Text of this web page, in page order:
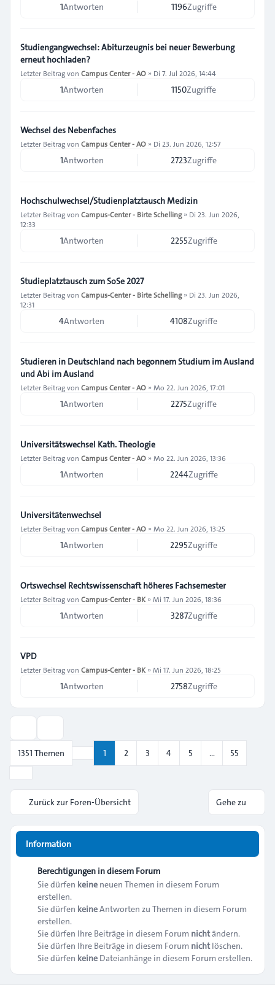
1Antworten 1196Zugriffe
Studiengangwechsel: Abiturzeugnis bei neuer Bewerbung
erneut hochladen?
Letzter Beitrag von Campus Center - AO » Di 7. Jul 2026, 14:44
1Antworten 1150Zugriffe
Wechsel des Nebenfaches
Letzter Beitrag von Campus Center - AO » Di 23. Jun 2026, 12:57
1Antworten 2723Zugriffe
Hochschulwechsel/Studienplatztausch Medizin
Letzter Beitrag von Campus-Center - Birte Schelling» Di 23. Jun 2026,
12:33
1Antworten 2255Zugriffe
Studieplatztausch zum SoSe 2027
Letzter Beitrag von Campus-Center - Birte Schelling» Di 23. Jun 2026,
12:31
4Antworten 4108Zugriffe
Studieren in Deutschland nach begonnem Studium im Ausland
und Abi im Ausland
Letzter Beitrag von Campus Center - AO » Mo 22. Jun 2026, 17:01
1Antworten 2275Zugriffe
Universitätswechsel Kath. Theologie
Letzter Beitrag von Campus Center - AO » Mo 22. Jun 2026, 13:36
1Antworten 2244Zugriffe
Universitätenwechsel
Letzter Beitrag von Campus Center - AO » Mo 22. Jun 2026, 13:25
1Antworten 2295Zugriffe
Ortswechsel Rechtswissenschaft höheres Fachsemester
Letzter Beitrag von Campus-Center - BK» Mi 17. Jun 2026, 18:36
1Antworten 3287Zugriffe
VPD
Letzter Beitrag von Campus-Center - BK» Mi 17. Jun 2026, 18:25
1Antworten 2758Zugriffe
1351 Themen
Seite von 55
1 2 3 4 5 …
55
Zurück zur Foren-Übersicht Gehe zu
Information
Berechtigungen in diesem Forum
Sie dürfen keine neuen Themen in diesem Forum
erstellen.
Sie dürfen keineAntworten zu Themen in diesem Forum
erstellen.
Sie dürfen Ihre Beiträge in diesem Forum nichtändern.
Sie dürfen Ihre Beiträge in diesem Forum nichtlöschen.
Sie dürfen keine Dateianhänge in diesem Forum erstellen.